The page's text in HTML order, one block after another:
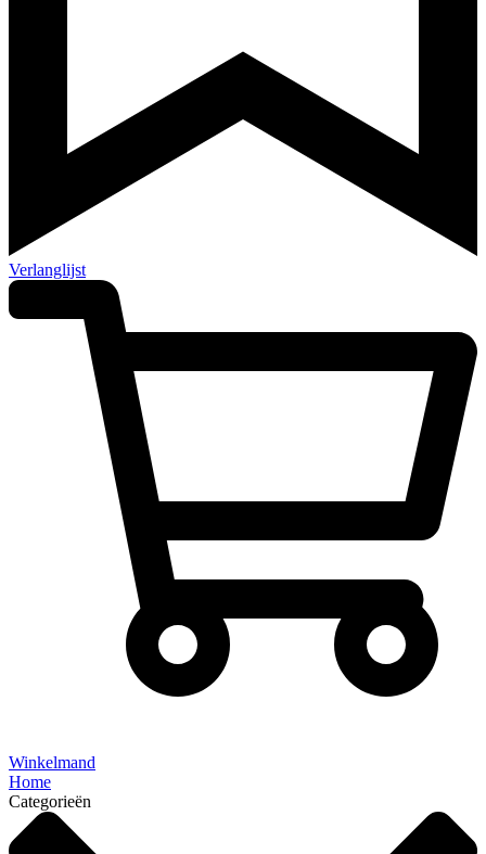
Verlanglijst
Winkelmand
Home
Categorieën